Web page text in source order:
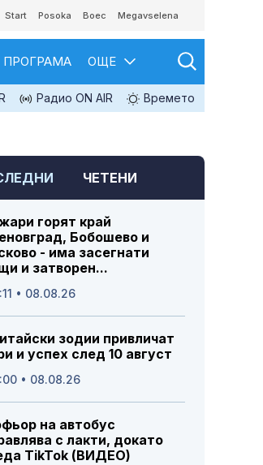
Start Posoka Boec Megavselena
ПРОГРАМА ОЩЕ
Радио ON AIR Времето
ЧЕТЕНИ
горят край
Бобошево и
- има засегнати
и затворен...
• 08.08.26
зодии привличат
и успех след 10 август
• 08.08.26
на автобус
с лакти, докато
TikTok (ВИДЕО)